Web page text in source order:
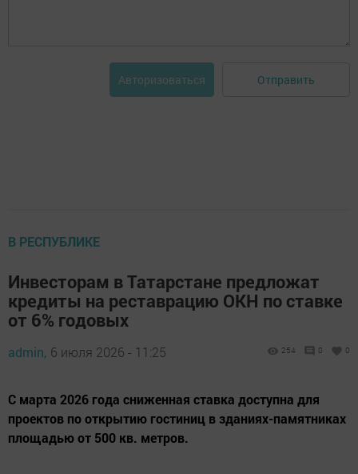
Авторизоваться Отправить
В РЕСПУБЛИКЕ
Инвесторам в Татарстане предложат
кредиты на реставрацию ОКН по ставке
от 6% годовых
admin, 6 июля 2026 - 11:25 254 0 0
С марта 2026 года сниженная ставка доступна для
проектов по открытию гостиниц в зданиях-памятниках
площадью от 500 кв. метров.